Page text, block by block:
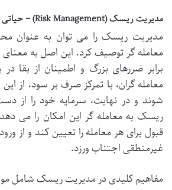
مدیریت ریسک (Risk Management) – حیاتی ترین بخش
مدیریت ریسک را می توان به عنوان
معامله گر توصیف کرد. این اصل به
برابر ضررهای بزرگ و اطمینان از بقا
معامله گران، با تمرکز صرف بر سود، از
شوند و در نهایت، سرمایه خود را از
ریسک به معامله گر این امکان را می
قبول برای هر معامله را تعیین کند و از
غیرمنطقی اجتناب ورزد.
مفاهیم کلیدی در مدیریت ریسک شامل